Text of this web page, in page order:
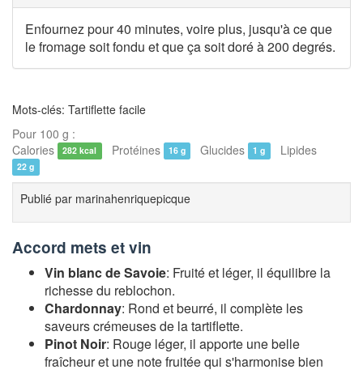
Enfournez pour 40 minutes, voire plus, jusqu'à ce que
le fromage soit fondu et que ça soit doré à 200 degrés.
Mots-clés: Tartiflette facile
Pour 100 g :
Calories
282 kcal Protéines 16 g Glucides 1 g Lipides
22 g
Publié par marinahenriquepicque
Accord mets et vin
Vin blanc de Savoie: Fruité et léger, il équilibre la
richesse du reblochon.
Chardonnay: Rond et beurré, il complète les
saveurs crémeuses de la tartiflette.
Pinot Noir: Rouge léger, il apporte une belle
fraîcheur et une note fruitée qui s'harmonise bien